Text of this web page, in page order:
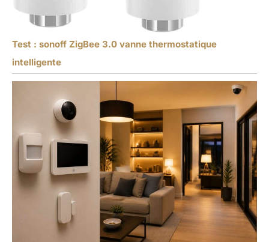
Test : sonoff ZigBee 3.0 vanne thermostatique
intelligente